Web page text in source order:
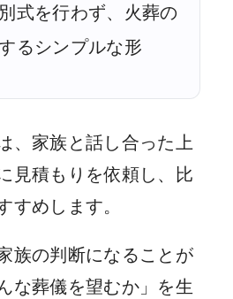
式を行わず、火葬の
るシンプルな形
、家族と話し合った上
見積もりを依頼し、比
すめします。
族の判断になることが
な葬儀を望むか」を生